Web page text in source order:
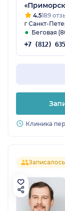
4.5189
г Санкт-
Беговая
Клиника